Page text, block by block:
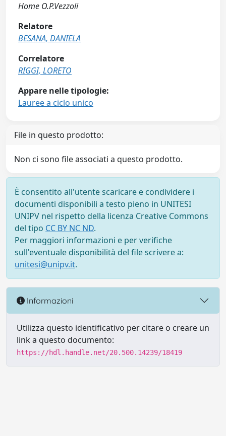
Home O.P.Vezzoli
Relatore
BESANA, DANIELA
Correlatore
RIGGI, LORETO
Appare nelle tipologie:
Lauree a ciclo unico
File in questo prodotto:
Non ci sono file associati a questo prodotto.
È consentito all'utente scaricare e condividere i
documenti disponibili a testo pieno in UNITESI
UNIPV nel rispetto della licenza Creative Commons
del tipo CC BY NC ND.
Per maggiori informazioni e per verifiche
sull'eventuale disponibilità del file scrivere a:
unitesi@unipv.it.
Informazioni
Utilizza questo identificativo per citare o creare un
link a questo documento:
https://hdl.handle.net/20.500.14239/18419